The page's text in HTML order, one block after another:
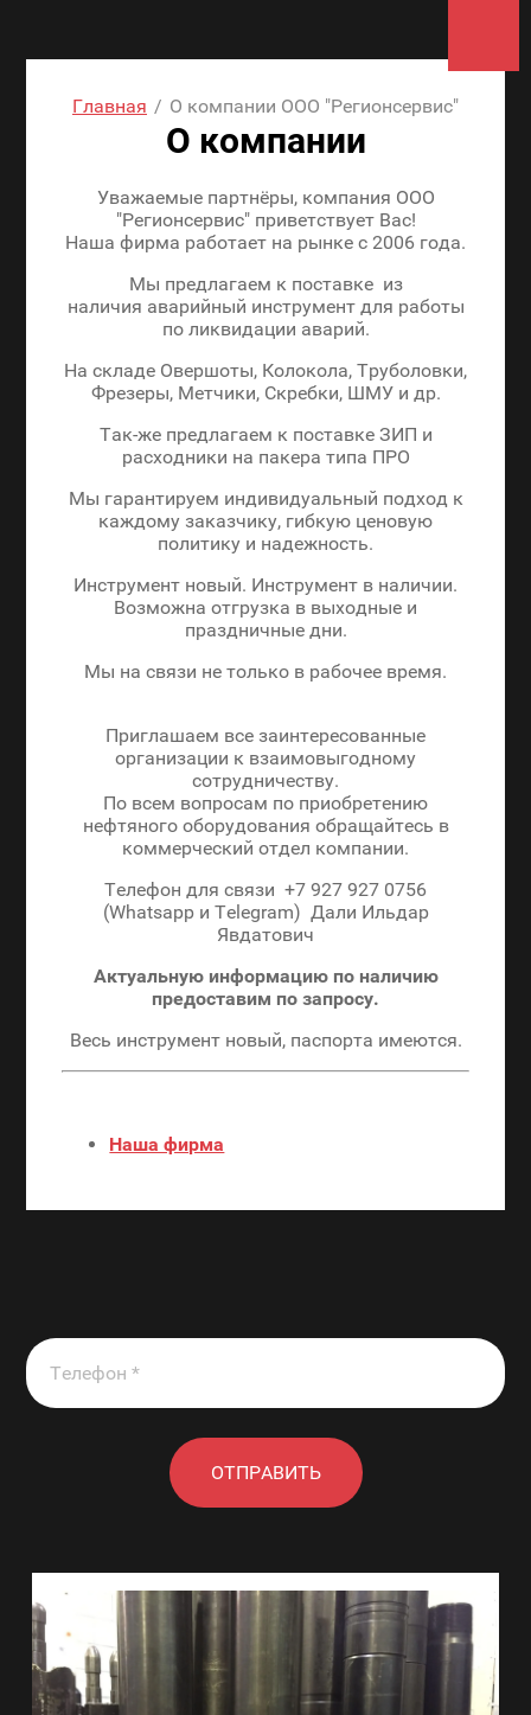
Главная / О компании ООО "Регионсервис"
О компании
Уважаемые партнёры, компания ООО
"Регионсервис" приветствует Вас!
Наша фирма работает на рынке с 2006 года.
Мы предлагаем к поставке из
наличия аварийный инструмент для работы
по ликвидации аварий.
На складе Овершоты, Колокола, Труболовки,
Фрезеры, Метчики, Скребки, ШМУ и др.
Так-же предлагаем к поставке ЗИП и
расходники на пакера типа ПРО
Мы гарантируем индивидуальный подход к
каждому заказчику, гибкую ценовую
политику и надежность.
Инструмент новый. Инструмент в наличии.
Возможна отгрузка в выходные и
праздничные дни.
Мы на связи не только в рабочее время.
Приглашаем все заинтересованные
организации к взаимовыгодному
сотрудничеству.
По всем вопросам по приобретению
нефтяного оборудования обращайтесь в
коммерческий отдел компании.
Телефон для связи +7 927 927 0756
(Whatsapp и Telegram) Дали Ильдар
Явдатович
Актуальную информацию по наличию
предоставим по запросу.
Весь инструмент новый, паспорта имеются.
Наша фирма
ОТПРАВИТЬ